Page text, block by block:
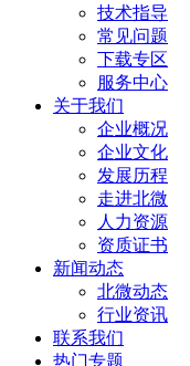
技术指导
常见问题
下载专区
服务中心
关于我们
企业概况
企业文化
发展历程
走进北微
人力资源
资质证书
新闻动态
北微动态
行业资讯
联系我们
热门专题